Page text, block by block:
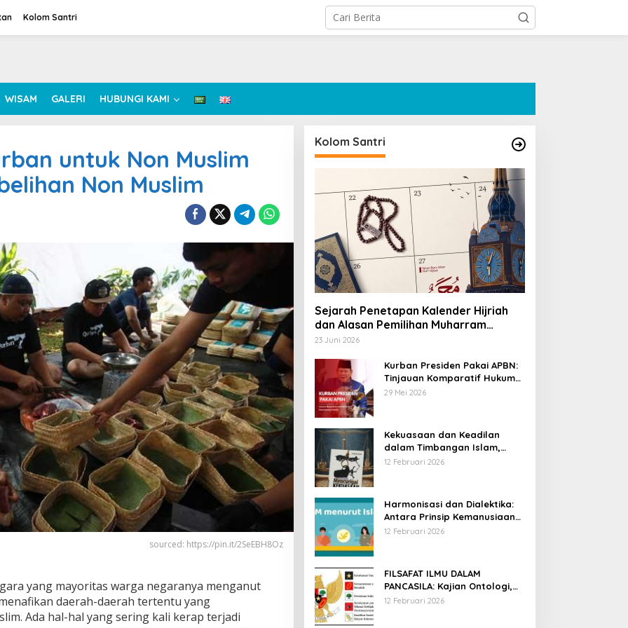
Kolom Santri
WISAM GALERI HUBUNGI KAMI
untuk Non Muslim
Non Muslim
sourced: https://pin.it/2SeEBH8Oz
yang mayoritas warga negaranya menganut
daerah-daerah tertentu yang
Ada hal-hal yang sering kali kerap terjadi
Kolom Santri
Sejarah Penetapan Kalender Hijriah
dan Alasan Pemilihan Muharram
sebagai Awal Tahun
23 Juni 2026
Kurban Presiden Pakai APBN:
Tinjauan Komparatif Hukum
Islam dan Positif Negara
29 Mei 2026
Kekuasaan dan Keadilan
dalam Timbangan Islam,
Membaca Mencurigai
12 Februari 2026
Harmonisasi dan Dialektika:
Antara Prinsip Kemanusiaan
Islam dan Hak Asasi Manusia
12 Februari 2026
FILSAFAT ILMU DALAM
PANCASILA: Kajian Ontologi,
Epistemologi, dan Aksiologi
12 Februari 2026